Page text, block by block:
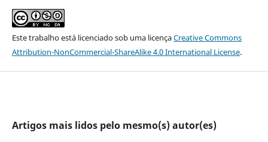
Este trabalho está licenciado sob uma licençaCreative Commons
Attribution-NonCommercial-ShareAlike 4.0 International License.
Artigos mais lidos pelo mesmo(s) autor(es)